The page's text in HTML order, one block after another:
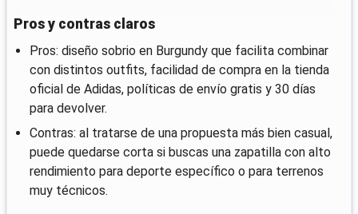
Pros y contras claros
Pros: diseño sobrio en Burgundy que facilita combinar
con distintos outfits, facilidad de compra en la tienda
oficial de Adidas, políticas de envío gratis y 30 días
para devolver.
Contras: al tratarse de una propuesta más bien casual,
puede quedarse corta si buscas una zapatilla con alto
rendimiento para deporte específico o para terrenos
muy técnicos.